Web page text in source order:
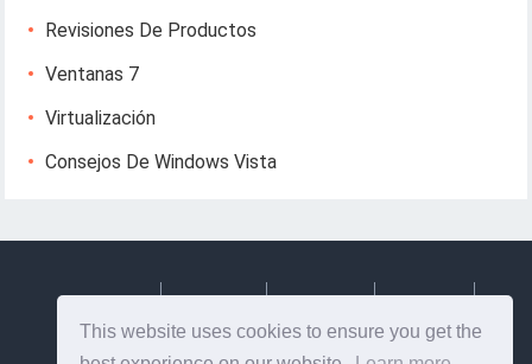
This website uses cookies to ensure you get the
Revisiones De Productos
Ventanas 7
Virtualización
Consejos De Windows Vista